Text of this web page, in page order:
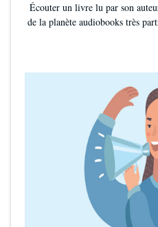
Écouter un livre lu par son
de la planète audiobooks très